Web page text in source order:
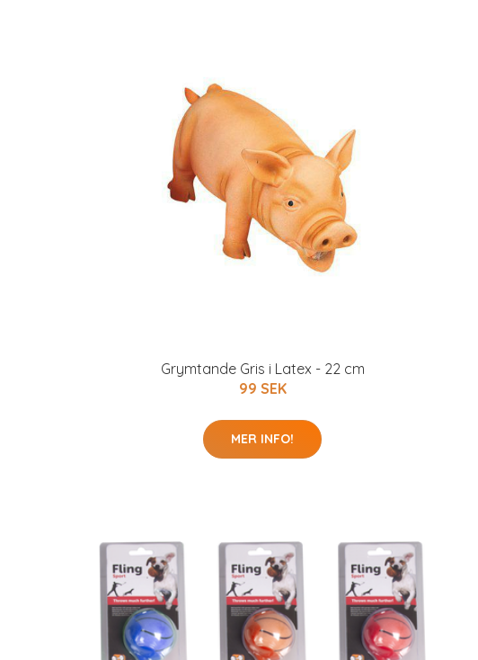
Grymtande Gris i Latex - 22 cm
99 SEK
MER INFO!